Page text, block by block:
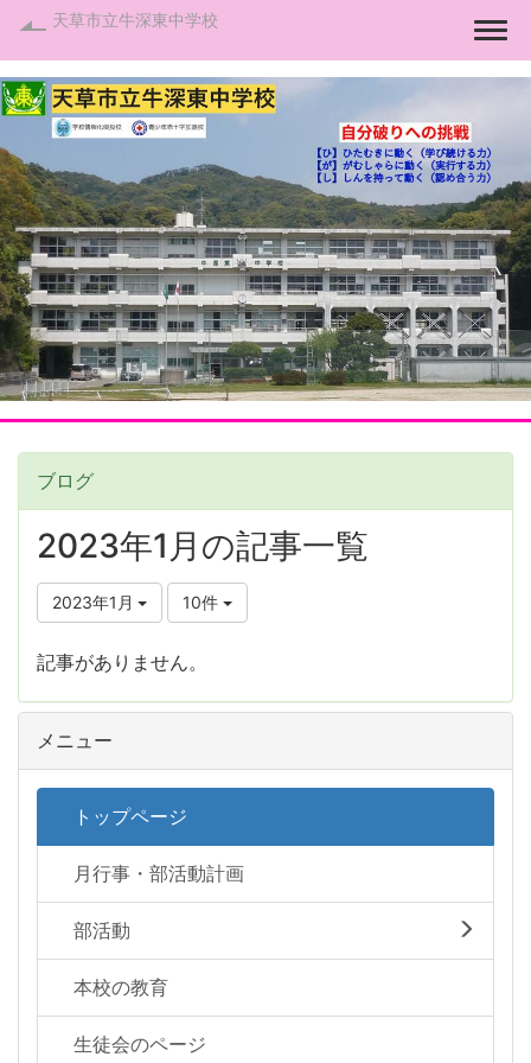
天草市立牛深東中学校
ブログ
2023年1月の記事一覧
2023年1月 10件
記事がありません。
メニュー
トップページ
月行事・部活動計画
部活動
本校の教育
生徒会のページ